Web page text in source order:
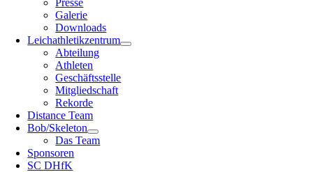
Presse
Galerie
Downloads
Leichathletikzentrum
Abteilung
Athleten
Geschäftsstelle
Mitgliedschaft
Rekorde
Distance Team
Bob/Skeleton
Das Team
Sponsoren
SC DHfK